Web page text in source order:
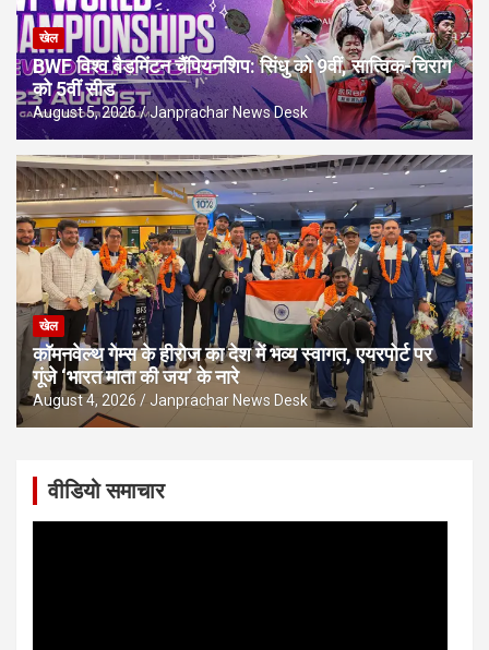
खेल
BWF विश्व बैडमिंटन चैंपियनशिप: सिंधु को 9वीं, सात्विक-चिराग
को 5वीं सीड
August 5, 2026 Janprachar News Desk
खेल
कॉमनवेल्थ गेम्स के हीरोज का देश में भव्य स्वागत, एयरपोर्ट पर
गूंजे ‘भारत माता की जय’ के नारे
August 4, 2026 Janprachar News Desk
वीडियो समाचार